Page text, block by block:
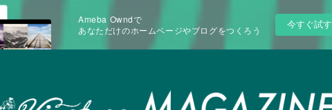
Ameba Owndで
あなただけのホームページやブログをつくろう
今すぐ試す